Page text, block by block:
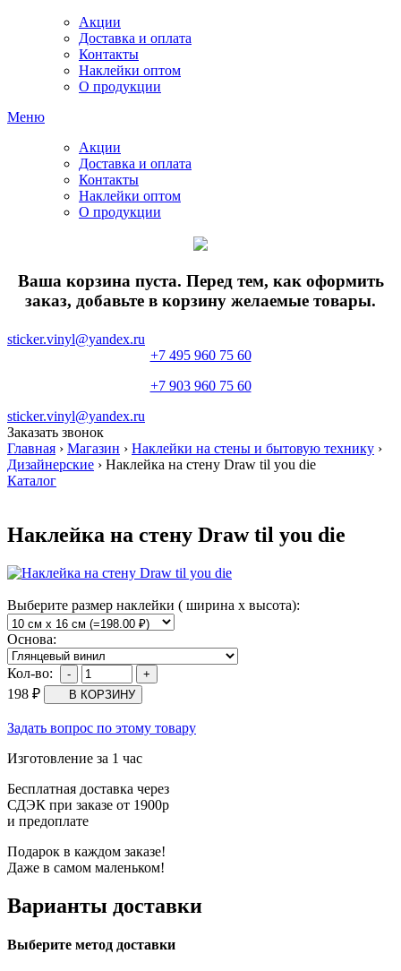
Акции
Доставка и оплата
Контакты
Наклейки оптом
О продукции
Меню
Акции
Доставка и оплата
Контакты
Наклейки оптом
О продукции
Ваша корзина пуста. Перед тем, как оформить
заказ, добавьте в корзину желаемые товары.
sticker.vinyl@yandex.ru
+7 495 960 75 60
+7 903 960 75 60
sticker.vinyl@yandex.ru
Заказать звонок
Главная › Магазин › Наклейки на стены и бытовую технику ›
Дизайнерские › Наклейка на стену Draw til you die
Каталог
Наклейка на стену Draw til you die
Выберите размер наклейки ( ширина х высота):
Основа:
Кол-во:
198 ₽
Задать вопрос по этому товару
Изготовление за 1 час
Бесплатная доставка через
СДЭК при заказе от 1900р
и предоплате
Подарок в каждом заказе!
Даже в самом маленьком!
Варианты доставки
Выберите метод доставки